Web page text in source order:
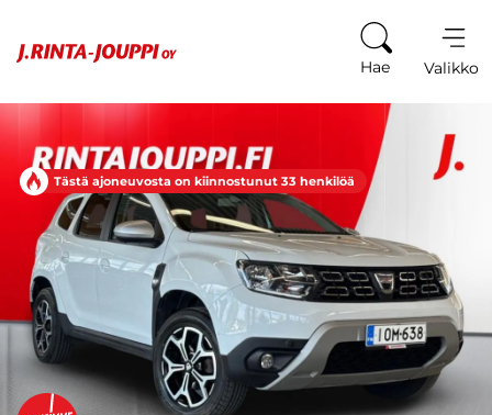
Hae Valikko
Tästä ajoneuvosta on kiinnostunut 33 henkilöä